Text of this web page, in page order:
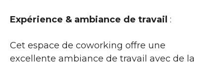
Expérience & ambiance de travail :
Cet espace de coworking offre une
excellente ambiance de travail avec de la